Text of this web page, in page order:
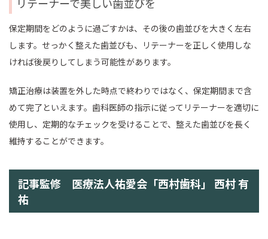
保定期間をどのように過ごすかは、その後の歯並びを大きく左右
します。せっかく整えた歯並びも、リテーナーを正しく使用しな
ければ後戻りしてしまう可能性があります。
矯正治療は装置を外した時点で終わりではなく、保定期間まで含
めて完了といえます。歯科医師の指示に従ってリテーナーを適切に
使用し、定期的なチェックを受けることで、整えた歯並びを長く
維持することができます。
記事監修 医療法人祐愛会「西村歯科」 西村 有
祐